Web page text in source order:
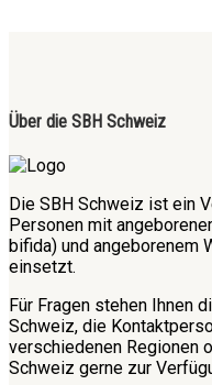
Über die SBH Schweiz
Die SBH Schweiz ist ein
Personen mit
bifida) und angeborenem
einsetzt.
Für Fragen stehen Ihnen
Schweiz, die
verschiedenen Regionen
Schweiz gerne zur